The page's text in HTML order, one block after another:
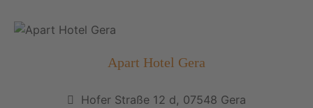
Apart Hotel Gera
Hofer Straße 12 d, 07548 Gera